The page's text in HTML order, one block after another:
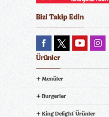
Bizi Takip Edin
Ürünler
Menüler
Burgerler
King Delight® Ürünler